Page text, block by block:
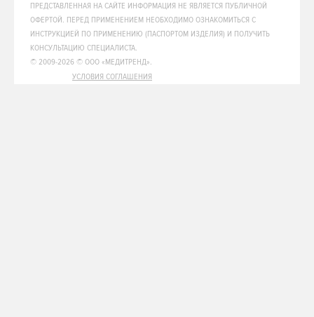
ПРЕДСТАВЛЕННАЯ НА САЙТЕ ИНФОРМАЦИЯ НЕ ЯВЛЯЕТСЯ ПУБЛИЧНОЙ
ОФЕРТОЙ. ПЕРЕД ПРИМЕНЕНИЕМ НЕОБХОДИМО ОЗНАКОМИТЬСЯ С
ИНСТРУКЦИЕЙ ПО ПРИМЕНЕНИЮ (ПАСПОРТОМ ИЗДЕЛИЯ) И ПОЛУЧИТЬ
КОНСУЛЬТАЦИЮ СПЕЦИАЛИСТА.
© 2009-2026 © ООО «МЕДИТРЕНД».
УСЛОВИЯ СОГЛАШЕНИЯ